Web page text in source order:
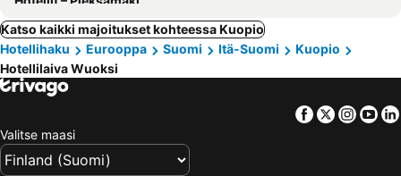
Katso kaikki majoitukset kohteessa Kuopio
Hotellihaku
Eurooppa Suomi Itä-Suomi
Kuopio
Hotellilaiva Wuoksi
Facebook
Twitter
Valitse maasi